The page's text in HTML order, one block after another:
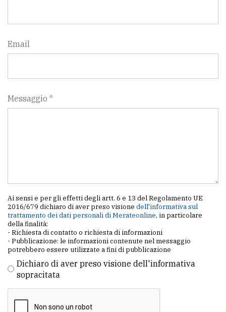
Email
Messaggio *
Ai sensi e per gli effetti degli artt. 6 e 13 del Regolamento UE
2016/679 dichiaro di aver preso visione dell'informativa sul
trattamento dei dati personali di Merateonline, in particolare
della finalità:
- Richiesta di contatto o richiesta di informazioni
- Pubblicazione: le informazioni contenute nel messaggio
potrebbero essere utilizzate a fini di pubblicazione
Dichiaro di aver preso visione dell'informativa
sopracitata